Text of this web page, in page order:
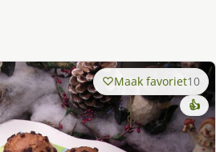
Maak favoriet10
👍